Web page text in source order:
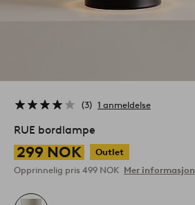
3 1 anmeldelse
RUE bordlampe
299 NOK
Outlet
Opprinnelig pris 499 NOK Mer informasjon